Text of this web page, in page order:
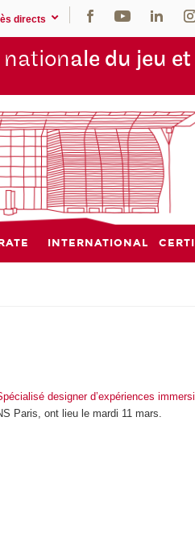
directs
nationale du jeu
INTERNATIONAL
designer d’expériences
Paris, ont lieu le mardi 11 mars.